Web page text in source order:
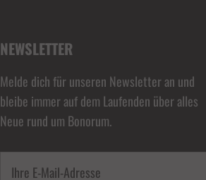
NEWSLETTER
Melde dich für unseren Newsletter an und
bleibe immer auf dem Laufenden über alles
Neue rund um Bonorum.